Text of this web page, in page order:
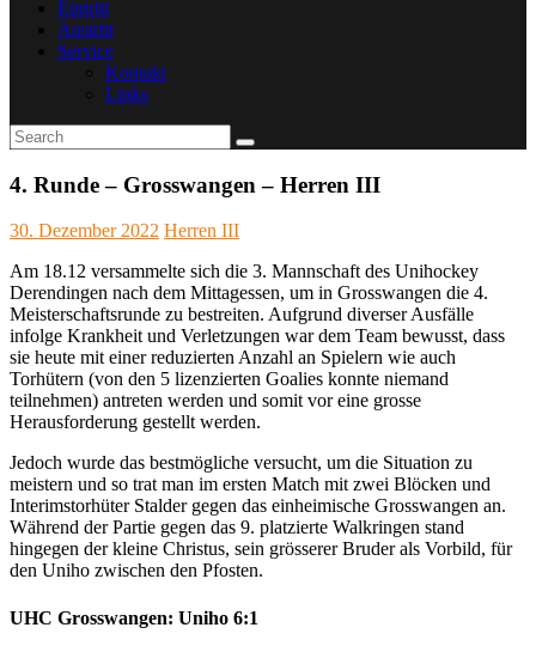
Eintritt
Austritt
Service
Kontakt
Links
4. Runde – Grosswangen – Herren III
30. Dezember 2022 Herren III
Am 18.12 versammelte sich die 3. Mannschaft des Unihockey
Derendingen nach dem Mittagessen, um in Grosswangen die 4.
Meisterschaftsrunde zu bestreiten. Aufgrund diverser Ausfälle
infolge Krankheit und Verletzungen war dem Team bewusst, dass
sie heute mit einer reduzierten Anzahl an Spielern wie auch
Torhütern (von den 5 lizenzierten Goalies konnte niemand
teilnehmen) antreten werden und somit vor eine grosse
Herausforderung gestellt werden.
Jedoch wurde das bestmögliche versucht, um die Situation zu
meistern und so trat man im ersten Match mit zwei Blöcken und
Interimstorhüter Stalder gegen das einheimische Grosswangen an.
Während der Partie gegen das 9. platzierte Walkringen stand
hingegen der kleine Christus, sein grösserer Bruder als Vorbild, für
den Uniho zwischen den Pfosten.
UHC Grosswangen: Uniho 6:1